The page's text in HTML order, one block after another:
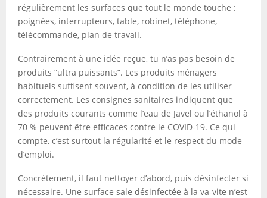
régulièrement les surfaces que tout le monde touche :
poignées, interrupteurs, table, robinet, téléphone,
télécommande, plan de travail.
Contrairement à une idée reçue, tu n’as pas besoin de
produits “ultra puissants”. Les produits ménagers
habituels suffisent souvent, à condition de les utiliser
correctement. Les consignes sanitaires indiquent que
des produits courants comme l’eau de Javel ou l’éthanol à
70 % peuvent être efficaces contre le COVID-19. Ce qui
compte, c’est surtout la régularité et le respect du mode
d’emploi.
Concrètement, il faut nettoyer d’abord, puis désinfecter si
nécessaire. Une surface sale désinfectée à la va-vite n’est